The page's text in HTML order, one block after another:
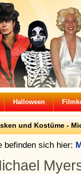
Halloween
und Kostüme -
befinden sich hier: